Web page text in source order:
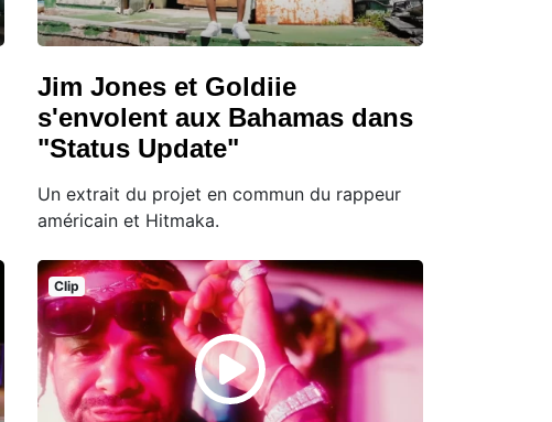
Jim Jones et Goldiie
s'envolent aux Bahamas dans
"Status Update"
Un extrait du projet en commun du rappeur
américain et Hitmaka.
Clip